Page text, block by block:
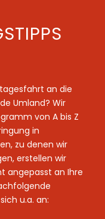
an die
Umland? Wir
von A bis Z
in
zu denen wir
erstellen wir
angepasst an Ihre
u.a. an: